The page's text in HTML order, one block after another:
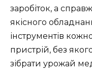
заробіток, а
якісного
інструментів
пристрій, без
зібрати урожай